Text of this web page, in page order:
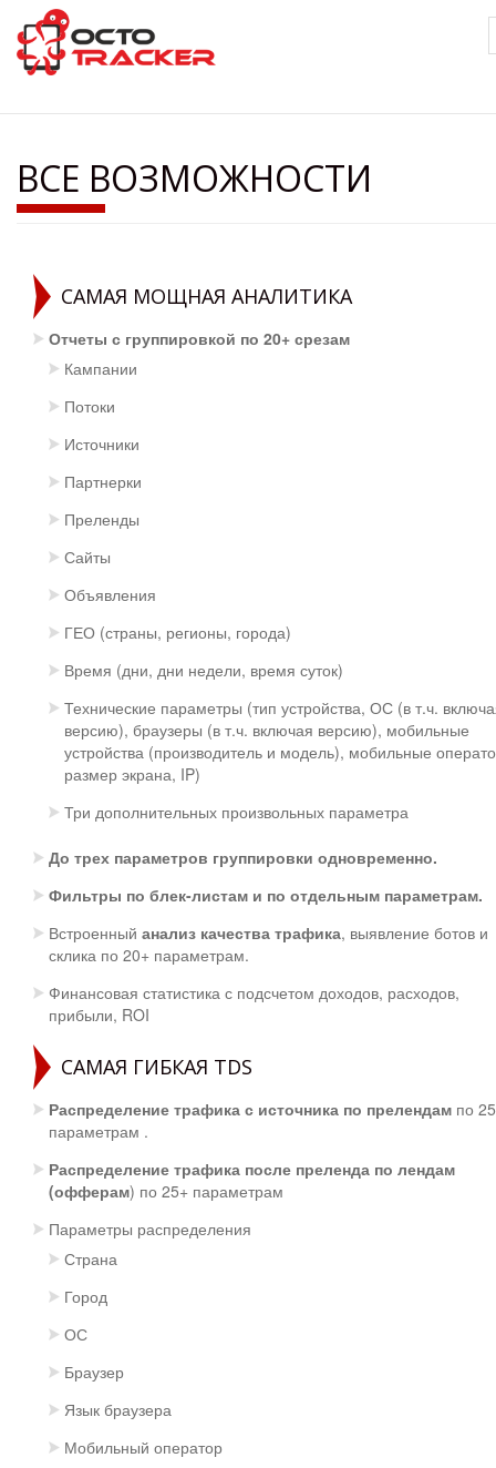
Перейти
основному
содержанию
ВСЕ ВОЗМОЖНОСТИ
САМАЯ МОЩНАЯ АНАЛИТИКА
Отчеты с группировкой по 20+ срезам
Кампании
Потоки
Источники
Партнерки
Преленды
Сайты
Объявления
ГЕО (страны, регионы, города)
Время (дни, дни недели, время суток)
Технические параметры (тип устройства, ОС (в т.ч.
версию), браузеры (в т.ч. включая версию), мобильные
устройства (производитель и модель), мобильные
размер экрана, IP)
Три дополнительных произвольных параметра
До трех параметров группировки одновременно.
Фильтры по блек-листам и по отдельным параметрам.
Встроенный анализ качества трафика, выявление ботов и
склика по 20+ параметрам.
Финансовая статистика с подсчетом доходов, расходов,
прибыли, ROI
САМАЯ ГИБКАЯ TDS
Распределение трафика с источника по прелендам по
параметрам .
Распределение трафика после преленда по лендам
(офферам) по 25+ параметрам
Параметры распределения
Страна
Город
ОС
Браузер
Язык браузера
Мобильный оператор